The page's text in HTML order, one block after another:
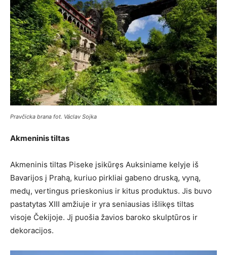
Pravčicka brana fot. Václav Sojka
Akmeninis tiltas
Akmeninis tiltas Piseke įsikūręs Auksiniame kelyje iš
Bavarijos į Prahą, kuriuo pirkliai gabeno druską, vyną,
medų, vertingus prieskonius ir kitus produktus. Jis buvo
pastatytas XIII amžiuje ir yra seniausias išlikęs tiltas
visoje Čekijoje. Jį puošia žavios baroko skulptūros ir
dekoracijos.